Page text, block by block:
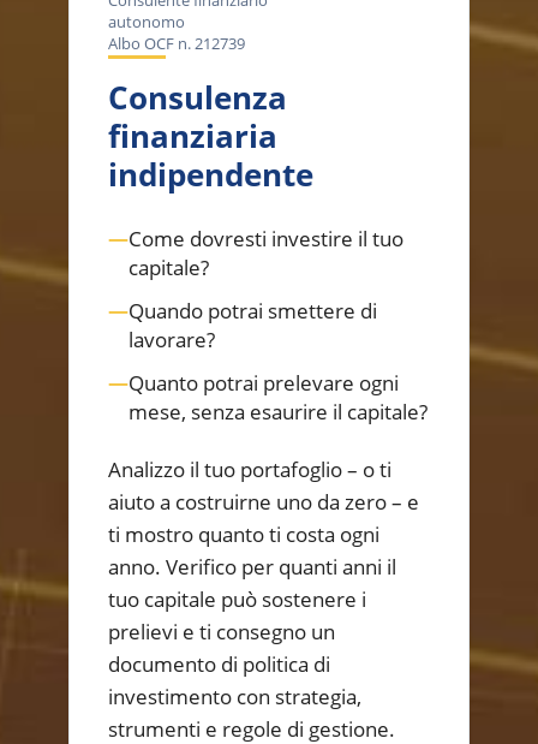
autonomo
Albo OCF n. 212739
Consulenza
finanziaria
indipendente
—Come dovresti investire il tuo
capitale?
—Quando potrai smettere di
lavorare?
—Quanto potrai prelevare ogni
mese, senza esaurire il capitale?
Analizzo il tuo portafoglio – o ti
aiuto a costruirne uno da zero – e
ti mostro quanto ti costa ogni
anno. Verifico per quanti anni il
tuo capitale può sostenere i
prelievi e ti consegno un
documento di politica di
investimento con strategia,
strumenti e regole di gestione.